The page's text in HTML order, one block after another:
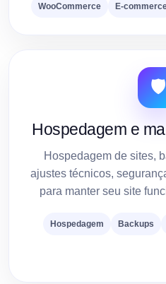
WooCommerce E-
🛡️
Hospedagem e
Hospedagem de sites,
ajustes técnicos,
para manter seu site
Hospedagem Backups